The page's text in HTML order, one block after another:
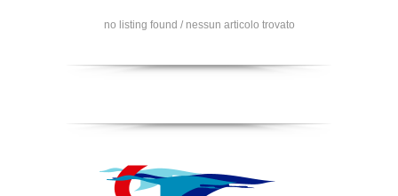
no listing found / nessun articolo trovato